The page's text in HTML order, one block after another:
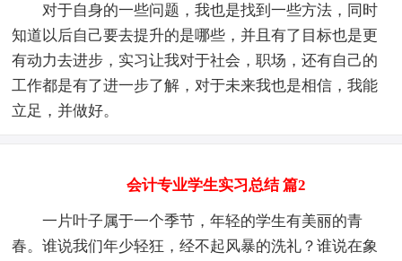
对于自身的一些问题，我也是找到一些方法，同时
知道以后自己要去提升的是哪些，并且有了目标也是更
有动力去进步，实习让我对于社会，职场，还有自己的
工作都是有了进一步了解，对于未来我也是相信，我能
立足，并做好。
会计专业学生实习总结 篇2
一片叶子属于一个季节，年轻的学生有美丽的青
春。谁说我们年少轻狂，经不起风暴的洗礼？谁说在象